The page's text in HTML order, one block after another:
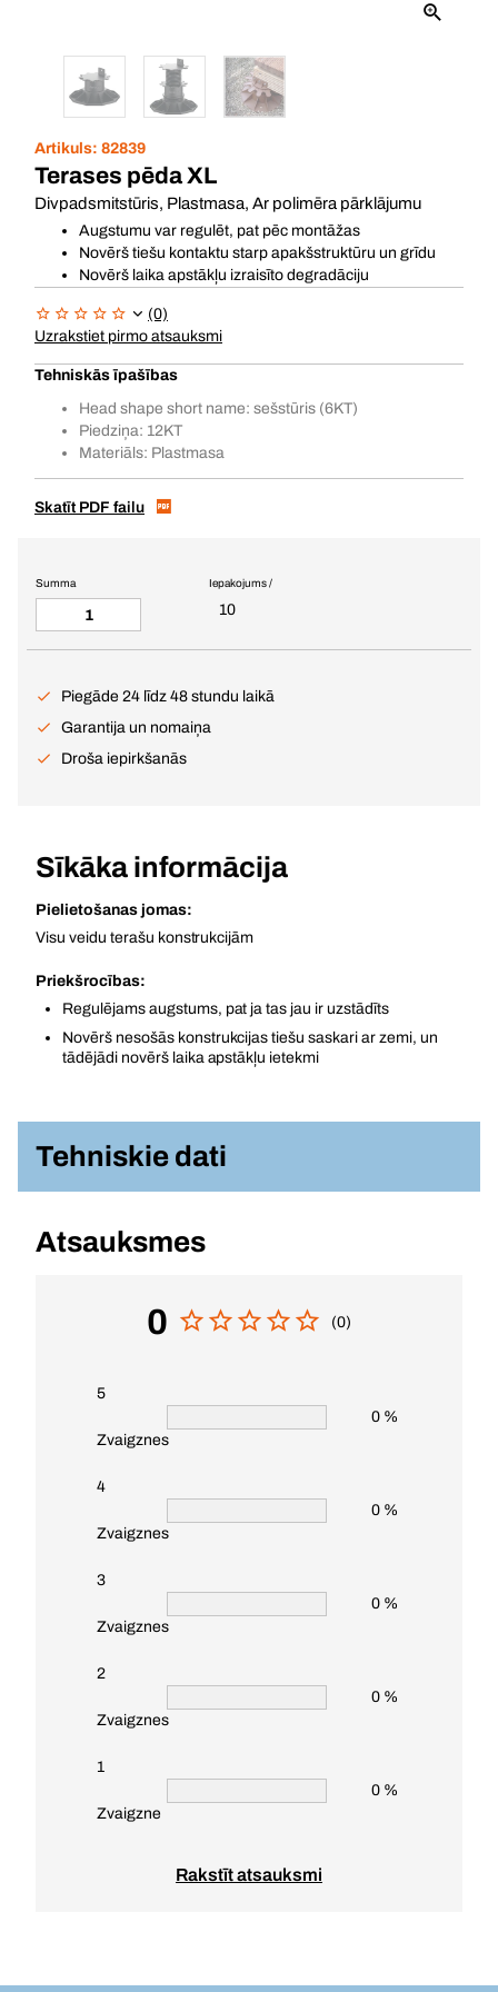
Artikuls: 82839
Terases pēda XL
Divpadsmitstūris, Plastmasa, Ar polimēra pārklājumu
Augstumu var regulēt, pat pēc montāžas
Novērš tiešu kontaktu starp apakšstruktūru un grīdu
Novērš laika apstākļu izraisīto degradāciju
(0)
Uzrakstiet pirmo atsauksmi
Tehniskās īpašības
Head shape short name: sešstūris (6KT)
Piedziņa: 12KT
Materiāls: Plastmasa
Skatīt PDF failu
Iepakojums /
10
Summa
Piegāde 24 līdz 48 stundu laikā
Garantija un nomaiņa
Droša iepirkšanās
Sīkāka informācija
Pielietošanas jomas:
Visu veidu terašu konstrukcijām
Priekšrocības:
Regulējams augstums, pat ja tas jau ir uzstādīts
Novērš nesošās konstrukcijas tiešu saskari ar zemi, un
tādējādi novērš laika apstākļu ietekmi
Tehniskie dati
Atsauksmes
0 (0)
5
Zvaigznes
0 %
4
Zvaigznes
0 %
3
Zvaigznes
0 %
2
Zvaigznes
0 %
1
Zvaigzne
0 %
Rakstīt atsauksmi